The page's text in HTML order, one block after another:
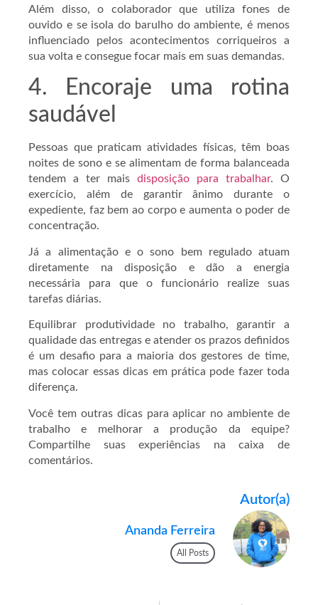
Além disso, o colaborador que utiliza fones de
ouvido e se isola do barulho do ambiente, é menos
influenciado pelos acontecimentos corriqueiros a
sua volta e consegue focar mais em suas demandas.
4. Encoraje uma rotina
saudável
Pessoas que praticam atividades físicas, têm boas
noites de sono e se alimentam de forma balanceada
tendem a ter mais disposição para trabalhar. O
exercício, além de garantir ânimo durante o
expediente, faz bem ao corpo e aumenta o poder de
concentração.
Já a alimentação e o sono bem regulado atuam
diretamente na disposição e dão a energia
necessária para que o funcionário realize suas
tarefas diárias.
Equilibrar produtividade no trabalho, garantir a
qualidade das entregas e atender os prazos definidos
é um desafio para a maioria dos gestores de time,
mas colocar essas dicas em prática pode fazer toda
diferença.
Você tem outras dicas para aplicar no ambiente de
trabalho e melhorar a produção da equipe?
Compartilhe suas experiências na caixa de
comentários.
Autor(a)
Ananda Ferreira
All Posts